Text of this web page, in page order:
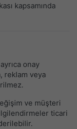
kapsamında
onay
reklam veya
ve müşteri
ticari